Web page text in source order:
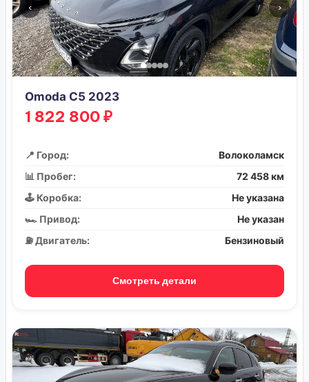
‹ ›
Omoda C5 2023
1 822 800 ₽
📍 Город:
Волоколамск
📊 Пробег:
72 458 км
🕹️ Коробка:
Не указана
🏎️ Привод:
Не указан
⛽ Двигатель:
Бензиновый
Смотреть детали